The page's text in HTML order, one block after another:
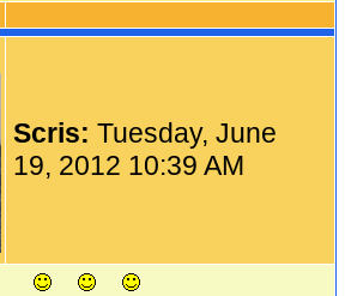
Scris:Tuesday, June
19, 2012 10:39 AM